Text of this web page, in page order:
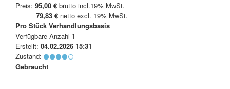
Preis: 95,00 € brutto incl.19% MwSt.
79,83 € netto excl. 19% MwSt.
Pro Stück Verhandlungsbasis
Verfügbare Anzahl 1
Erstellt: 04.02.2026 15:31
Zustand:
Gebraucht